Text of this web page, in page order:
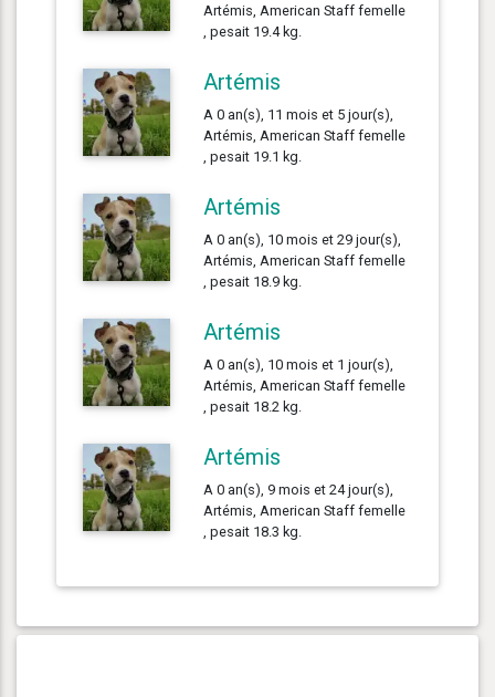
Artémis, American Staff femelle
, pesait 19.4 kg.
Artémis
A 0 an(s), 11 mois et 5 jour(s),
Artémis, American Staff femelle
, pesait 19.1 kg.
Artémis
A 0 an(s), 10 mois et 29 jour(s),
Artémis, American Staff femelle
, pesait 18.9 kg.
Artémis
A 0 an(s), 10 mois et 1 jour(s),
Artémis, American Staff femelle
, pesait 18.2 kg.
Artémis
A 0 an(s), 9 mois et 24 jour(s),
Artémis, American Staff femelle
, pesait 18.3 kg.